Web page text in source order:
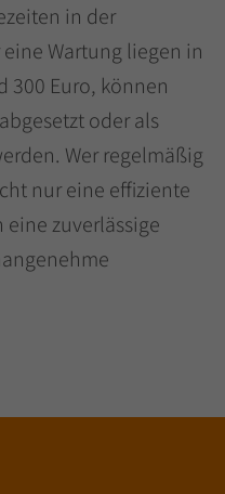
in der
Wartung liegen in
300 Euro, können
oder als
Wer regelmäßig
nur eine effiziente
zuverlässige